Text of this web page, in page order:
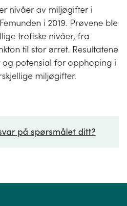
nivåer av miljøgifter i
i 2019. Prøvene ble
trofiske nivåer, fra
til stor ørret. Resultatene
og potensial for opphoping i
miljøgifter.
på spørsmålet ditt?